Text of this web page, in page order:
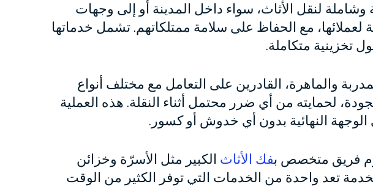
لنقل الأثاث، سواء داخل المدينة أو إلى وجهات
مع الحفاظ على سلامة ممتلكاتهم. تشمل خدماتها
تخزينية متكاملة.
والماهرة، القادرين على التعامل مع مختلف أنواع
لحمايته من أي ضرر محتمل أثناء النقلة. هذه العملية
النهائية بدون أي خدوش أو كسور.
فريق متخصص بفك الأثاث الكبير مثل الأسرّة وخزائن
تعد واحدة من الخدمات التي توفر الكثير من الوقت